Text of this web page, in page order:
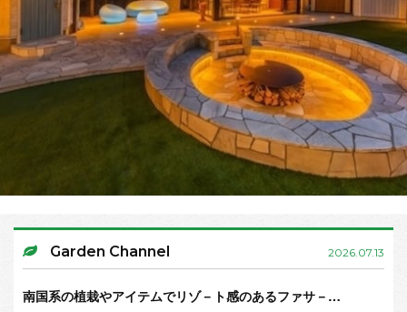
Garden Channel 2026.07.13
南国系の植栽やアイテムでリゾ－ト感のあるファサ－…